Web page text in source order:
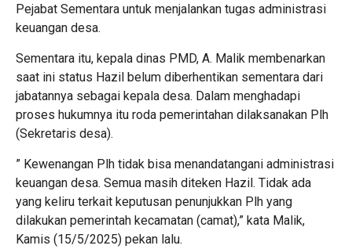
Pejabat Sementara untuk menjalankan tugas administrasi
keuangan desa.
Sementara itu, kepala dinas PMD, A. Malik membenarkan
saat ini status Hazil belum diberhentikan sementara dari
jabatannya sebagai kepala desa. Dalam menghadapi
proses hukumnya itu roda pemerintahan dilaksanakan Plh
(Sekretaris desa).
” Kewenangan Plh tidak bisa menandatangani administrasi
keuangan desa. Semua masih diteken Hazil. Tidak ada
yang keliru terkait keputusan penunjukkan Plh yang
dilakukan pemerintah kecamatan (camat),” kata Malik,
Kamis (15/5/2025) pekan lalu.